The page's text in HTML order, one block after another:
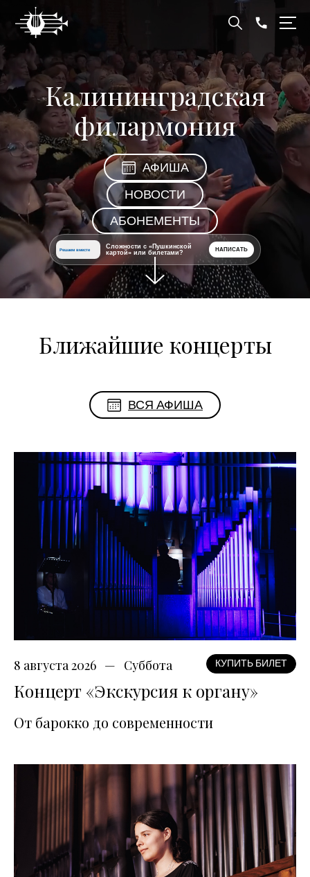
Калининградская
филармония
АФИША
НОВОСТИ
АБОНЕМЕНТЫ
Решаем вместе
Сложности с «Пушкинской
картой» или билетами?
НАПИСАТЬ
Ближайшие концерты
ВСЯ АФИША
8 августа 2026 Суббота КУПИТЬ БИЛЕТ
Концерт «Экскурсия к органу»
От барокко до современности